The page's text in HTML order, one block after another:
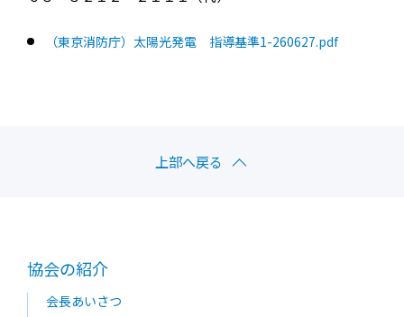
（東京消防庁）太陽光発電 指導基準1-260627.pdf
上部へ戻る
協会の紹介
会長あいさつ